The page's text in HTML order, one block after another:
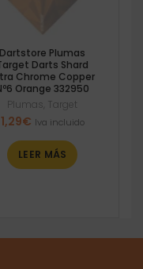
Dartstore Plumas
Darts Shard
Chrome Copper
Orange 332950
Plumas Target
1,29€ Iva incluido
LEER MÁS